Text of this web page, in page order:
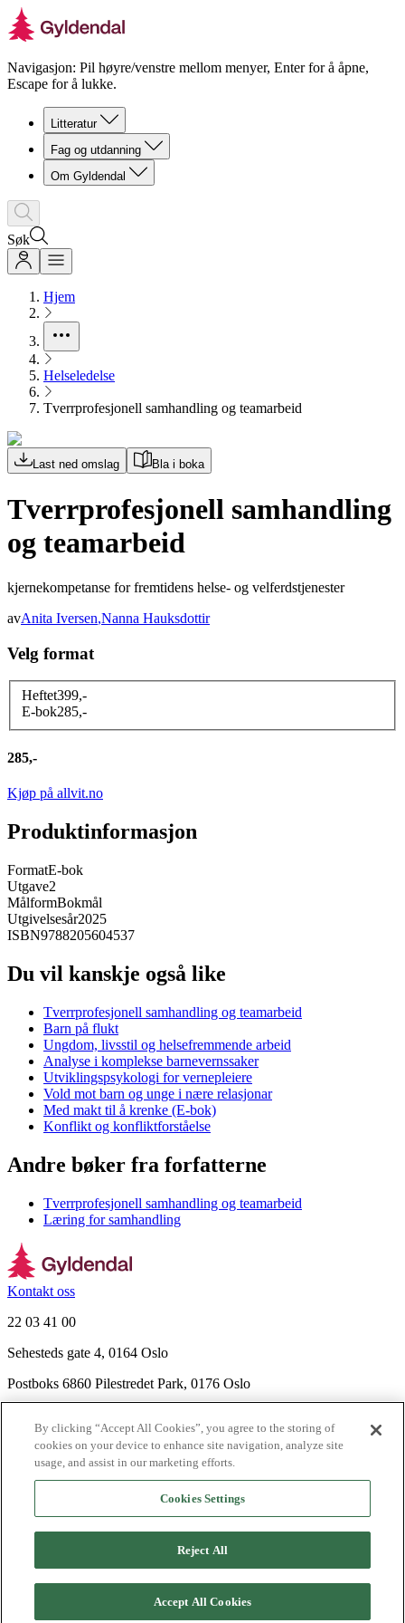
Navigasjon: Pil høyre/venstre mellom menyer, Enter for å åpne,
Escape for å lukke.
Litteratur
Fag og utdanning
Om Gyldendal
Søk
Hjem
Helseledelse
Tverrprofesjonell samhandling og teamarbeid
Last ned omslag Bla i boka
Tverrprofesjonell samhandling
og teamarbeid
kjernekompetanse for fremtidens helse- og velferdstjenester
avAnita Iversen,Nanna Hauksdottir
Velg format
Heftet399,-
E-bok285,-
285,-
Kjøp på allvit.no
Produktinformasjon
FormatE-bok
Utgave2
MålformBokmål
Utgivelsesår2025
ISBN9788205604537
Du vil kanskje også like
Tverrprofesjonell samhandling og teamarbeid
Barn på flukt
Ungdom, livsstil og helsefremmende arbeid
Analyse i komplekse barnevernssaker
Utviklingspsykologi for vernepleiere
Vold mot barn og unge i nære relasjonar
Med makt til å krenke (E-bok)
Konflikt og konfliktforståelse
Andre bøker fra forfatterne
Tverrprofesjonell samhandling og teamarbeid
Læring for samhandling
Kontakt oss
22 03 41 00
Sehesteds gate 4, 0164 Oslo
Postboks 6860 Pilestredet Park, 0176 Oslo
Nyhetsbrev
Ledige stillinger
Send inn manus
Agency
PersonvernerklæringerInformasjonskapsler
By clicking “Accept All Cookies”, you agree to the storing of
cookies on your device to enhance site navigation, analyze site
usage, and assist in our marketing efforts.
Cookies Settings
Reject All
Accept All Cookies